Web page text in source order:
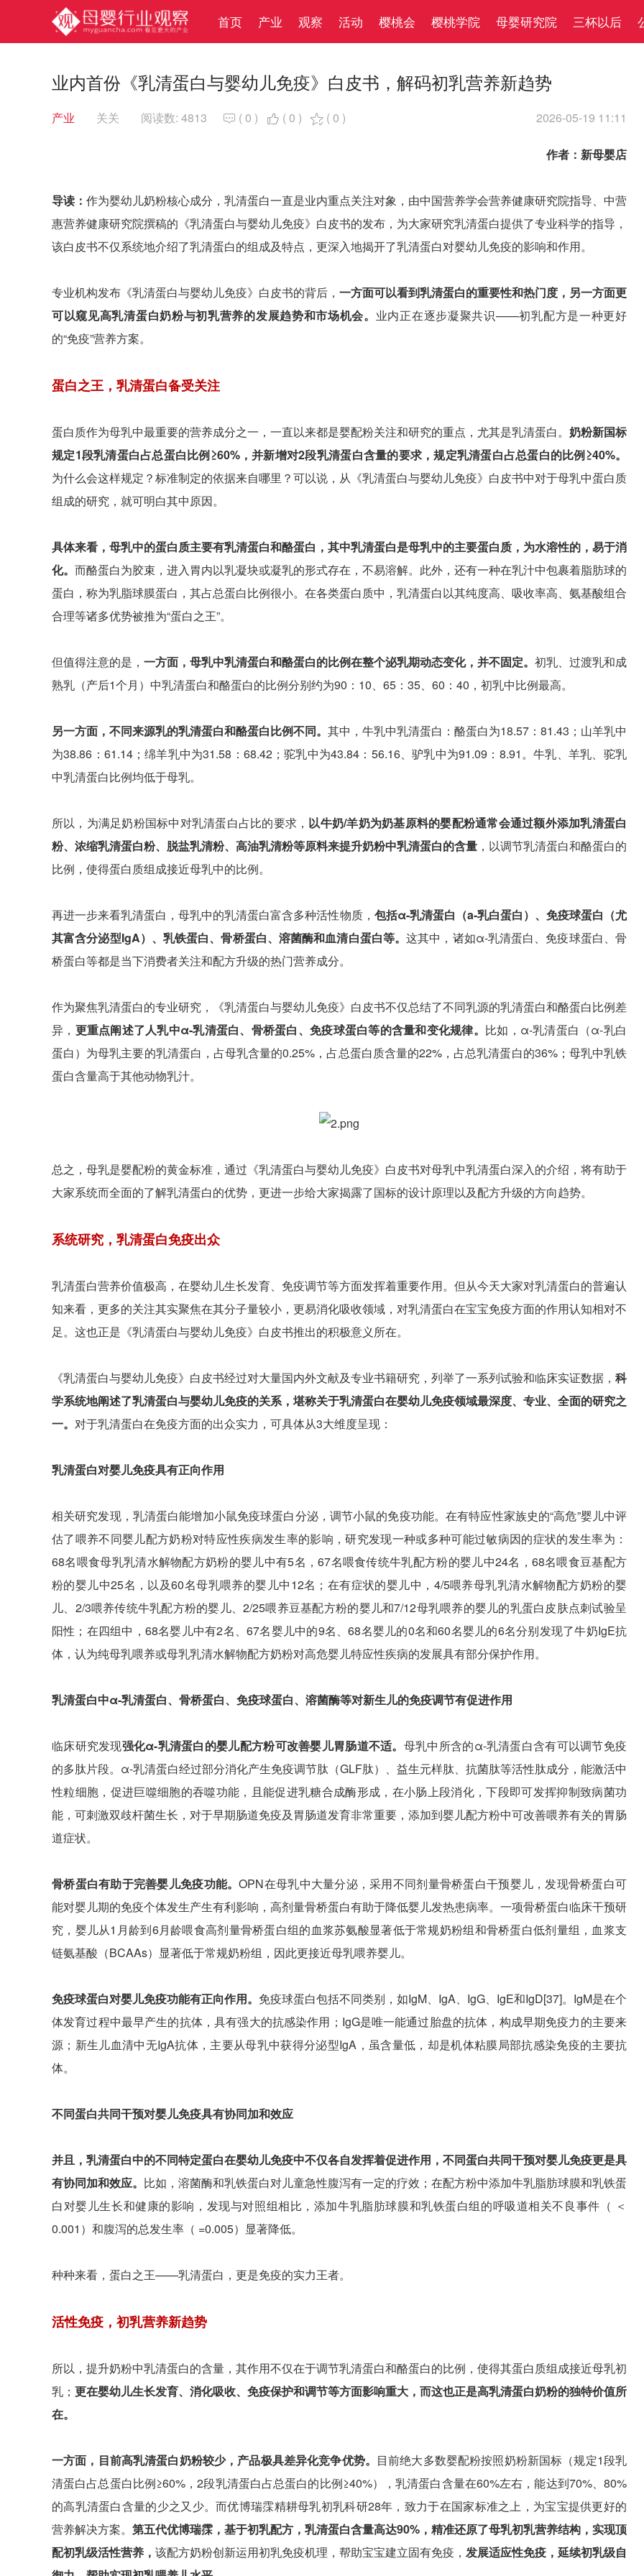
首页 产业 观察 活动 樱桃会 樱桃学院 母婴研究院 三杯以后
业内首份《乳清蛋白与婴幼儿免疫》白皮书，解码初乳营养新趋势
产业 关关 阅读数: 4813  (0 )  (0 )  (0 ) 2026-05-19 11:11
作者：新母婴店
导读： 作为婴幼儿奶粉核心成分，乳清蛋白一直是业内重点关注对象，由中国营养学会营养健康研究院指导、中营
惠营养健康研究院撰稿的《乳清蛋白与婴幼儿免疫》白皮书的发布，为大家研究乳清蛋白提供了专业科学的指导，
该白皮书不仅系统地介绍了乳清蛋白的组成及特点，更深入地揭开了乳清蛋白对婴幼儿免疫的影响和作用。
专业机构发布《乳清蛋白与婴幼儿免疫》白皮书的背后， 一方面可以看到乳清蛋白的重要性和热门度，另一方面更
可以窥见高乳清蛋白奶粉与初乳营养的发展趋势和市场机会。 业内正在逐步凝聚共识——初乳配方是一种更好
的“免疫”营养方案。
蛋白之王，乳清蛋白备受关注
蛋白质作为母乳中最重要的营养成分之一，一直以来都是婴配粉关注和研究的重点，尤其是乳清蛋白。 奶粉新国标
规定1段乳清蛋白占总蛋白比例≥60%，并新增对2段乳清蛋白含量的要求，规定乳清蛋白占总蛋白的比例≥40%。
为什么会这样规定？标准制定的依据来自哪里？可以说，从《乳清蛋白与婴幼儿免疫》白皮书中对于母乳中蛋白质
组成的研究，就可明白其中原因。
具体来看，母乳中的蛋白质主要有乳清蛋白和酪蛋白，其中乳清蛋白是母乳中的主要蛋白质，为水溶性的，易于消
化。 而酪蛋白为胶束，进入胃内以乳凝块或凝乳的形式存在，不易溶解。此外，还有一种在乳汁中包裹着脂肪球的
蛋白，称为乳脂球膜蛋白，其占总蛋白比例很小。在各类蛋白质中，乳清蛋白以其纯度高、吸收率高、氨基酸组合
合理等诸多优势被推为“蛋白之王”。
但值得注意的是， 一方面，母乳中乳清蛋白和酪蛋白的比例在整个泌乳期动态变化，并不固定。 初乳、过渡乳和成
熟乳（产后1个月）中乳清蛋白和酪蛋白的比例分别约为90：10、65：35、60：40，初乳中比例最高。
另一方面，不同来源乳的乳清蛋白和酪蛋白比例不同。 其中，牛乳中乳清蛋白：酪蛋白为18.57：81.43；山羊乳中
为38.86：61.14；绵羊乳中为31.58：68.42；驼乳中为43.84：56.16、驴乳中为91.09：8.91。牛乳、羊乳、驼乳
中乳清蛋白比例均低于母乳。
所以，为满足奶粉国标中对乳清蛋白占比的要求， 以牛奶/羊奶为奶基原料的婴配粉通常会通过额外添加乳清蛋白
粉、浓缩乳清蛋白粉、脱盐乳清粉、高油乳清粉等原料来提升奶粉中乳清蛋白的含量 ，以调节乳清蛋白和酪蛋白的
比例，使得蛋白质组成接近母乳中的比例。
再进一步来看乳清蛋白，母乳中的乳清蛋白富含多种活性物质， 包括α-乳清蛋白（a-乳白蛋白）、免疫球蛋白（尤
其富含分泌型IgA）、乳铁蛋白、骨桥蛋白、溶菌酶和血清白蛋白等。这其中，诸如α-乳清蛋白、免疫球蛋白、骨
桥蛋白等都是当下消费者关注和配方升级的热门营养成分。
作为聚焦乳清蛋白的专业研究，《乳清蛋白与婴幼儿免疫》白皮书不仅总结了不同乳源的乳清蛋白和酪蛋白比例差
异， 更重点阐述了人乳中α-乳清蛋白、骨桥蛋白、免疫球蛋白等的含量和变化规律。 比如，α-乳清蛋白（α-乳白
蛋白）为母乳主要的乳清蛋白，占母乳含量的0.25%，占总蛋白质含量的22%，占总乳清蛋白的36%；母乳中乳铁
蛋白含量高于其他动物乳汁。
总之，母乳是婴配粉的黄金标准，通过《乳清蛋白与婴幼儿免疫》白皮书对母乳中乳清蛋白深入的介绍，将有助于
大家系统而全面的了解乳清蛋白的优势，更进一步给大家揭露了国标的设计原理以及配方升级的方向趋势。
系统研究，乳清蛋白免疫出众
乳清蛋白营养价值极高，在婴幼儿生长发育、免疫调节等方面发挥着重要作用。但从今天大家对乳清蛋白的普遍认
知来看，更多的关注其实聚焦在其分子量较小，更易消化吸收领域，对乳清蛋白在宝宝免疫方面的作用认知相对不
足。这也正是《乳清蛋白与婴幼儿免疫》白皮书推出的积极意义所在。
《乳清蛋白与婴幼儿免疫》白皮书经过对大量国内外文献及专业书籍研究，列举了一系列试验和临床实证数据， 科
学系统地阐述了乳清蛋白与婴幼儿免疫的关系，堪称关于乳清蛋白在婴幼儿免疫领域最深度、专业、全面的研究之
一。 对于乳清蛋白在免疫方面的出众实力，可具体从3大维度呈现：
乳清蛋白对婴儿免疫具有正向作用
相关研究发现，乳清蛋白能增加小鼠免疫球蛋白分泌，调节小鼠的免疫功能。在有特应性家族史的“高危”婴儿中评
估了喂养不同婴儿配方奶粉对特应性疾病发生率的影响，研究发现一种或多种可能过敏病因的症状的发生率为：
68名喂食母乳乳清水解物配方奶粉的婴儿中有5名，67名喂食传统牛乳配方粉的婴儿中24名，68名喂食豆基配方
粉的婴儿中25名，以及60名母乳喂养的婴儿中12名；在有症状的婴儿中，4/5喂养母乳乳清水解物配方奶粉的婴
儿、2/3喂养传统牛乳配方粉的婴儿、2/25喂养豆基配方粉的婴儿和7/12母乳喂养的婴儿的乳蛋白皮肤点刺试验呈
阳性；在四组中，68名婴儿中有2名、67名婴儿中的9名、68名婴儿的0名和60名婴儿的6名分别发现了牛奶IgE抗
体，认为纯母乳喂养或母乳乳清水解物配方奶粉对高危婴儿特应性疾病的发展具有部分保护作用。
乳清蛋白中α-乳清蛋白、骨桥蛋白、免疫球蛋白、溶菌酶等对新生儿的免疫调节有促进作用
临床研究发现强化α-乳清蛋白的婴儿配方粉可改善婴儿胃肠道不适。 母乳中所含的α-乳清蛋白含有可以调节免疫
的多肽片段。α-乳清蛋白经过部分消化产生免疫调节肽（GLF肽）、益生元样肽、抗菌肽等活性肽成分，能激活中
性粒细胞，促进巨噬细胞的吞噬功能，且能促进乳糖合成酶形成，在小肠上段消化，下段即可发挥抑制致病菌功
能，可刺激双歧杆菌生长，对于早期肠道免疫及胃肠道发育非常重要，添加到婴儿配方粉中可改善喂养有关的胃肠
道症状。
骨桥蛋白有助于完善婴儿免疫功能。OPN在母乳中大量分泌，采用不同剂量骨桥蛋白干预婴儿，发现骨桥蛋白可
能对婴儿期的免疫个体发生产生有利影响，高剂量骨桥蛋白有助于降低婴儿发热患病率。一项骨桥蛋白临床干预研
究，婴儿从1月龄到6月龄喂食高剂量骨桥蛋白组的血浆苏氨酸显著低于常规奶粉组和骨桥蛋白低剂量组，血浆支
链氨基酸（BCAAs）显著低于常规奶粉组，因此更接近母乳喂养婴儿。
免疫球蛋白对婴儿免疫功能有正向作用。 免疫球蛋白包括不同类别，如IgM、IgA、IgG、IgE和IgD[37]。IgM是在个
体发育过程中最早产生的抗体，具有强大的抗感染作用；IgG是唯一能通过胎盘的抗体，构成早期免疫力的主要来
源；新生儿血清中无IgA抗体，主要从母乳中获得分泌型IgA，虽含量低，却是机体粘膜局部抗感染免疫的主要抗
体。
不同蛋白共同干预对婴儿免疫具有协同加和效应
并且，乳清蛋白中的不同特定蛋白在婴幼儿免疫中不仅各自发挥着促进作用，不同蛋白共同干预对婴儿免疫更是具
有协同加和效应。 比如，溶菌酶和乳铁蛋白对儿童急性腹泻有一定的疗效；在配方粉中添加牛乳脂肪球膜和乳铁蛋
白对婴儿生长和健康的影响，发现与对照组相比，添加牛乳脂肪球膜和乳铁蛋白组的呼吸道相关不良事件（ ＜
0.001）和腹泻的总发生率（ =0.005）显著降低。
种种来看，蛋白之王——乳清蛋白，更是免疫的实力王者。
活性免疫，初乳营养新趋势
所以，提升奶粉中乳清蛋白的含量，其作用不仅在于调节乳清蛋白和酪蛋白的比例，使得其蛋白质组成接近母乳初
乳； 更在婴幼儿生长发育、消化吸收、免疫保护和调节等方面影响重大，而这也正是高乳清蛋白奶粉的独特价值所
在。
一方面，目前高乳清蛋白奶粉较少，产品极具差异化竞争优势。 目前绝大多数婴配粉按照奶粉新国标（规定1段乳
清蛋白占总蛋白比例≥60%，2段乳清蛋白占总蛋白的比例≥40%），乳清蛋白含量在60%左右，能达到70%、80%
的高乳清蛋白含量的少之又少。而优博瑞霂精耕母乳初乳科研28年，致力于在国家标准之上，为宝宝提供更好的
营养解决方案。 第五代优博瑞霂，基于初乳配方，乳清蛋白含量高达90%，精准还原了母乳初乳营养结构，实现顶
配初乳级活性营养， 该配方奶粉创新运用初乳免疫机理，帮助宝宝建立固有免疫， 发展适应性免疫，延续初乳级自